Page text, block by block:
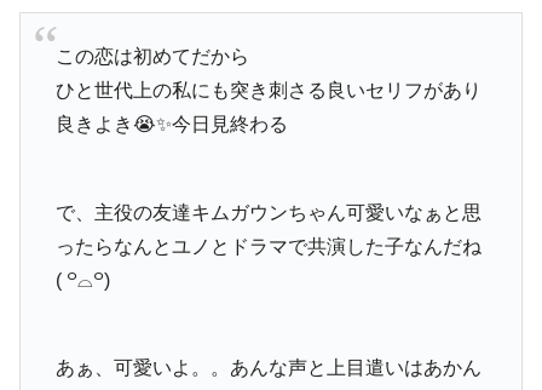
この恋は初めてだから
ひと世代上の私にも突き刺さる良いセリフがあり
良きよき😭✨今日見終わる
で、主役の友達キムガウンちゃん可愛いなぁと思
ったらなんとユノとドラマで共演した子なんだね
( ꒪⌓꒪)
あぁ、可愛いよ。。あんな声と上目遣いはあかん